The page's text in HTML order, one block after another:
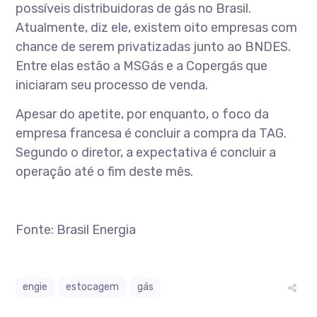
possíveis distribuidoras de gás no Brasil.
Atualmente, diz ele, existem oito empresas com
chance de serem privatizadas junto ao BNDES.
Entre elas estão a MSGás e a Copergás que
iniciaram seu processo de venda.
Apesar do apetite, por enquanto, o foco da
empresa francesa é concluir a compra da TAG.
Segundo o diretor, a expectativa é concluir a
operação até o fim deste mês.
Fonte: Brasil Energia
engie estocagem gás